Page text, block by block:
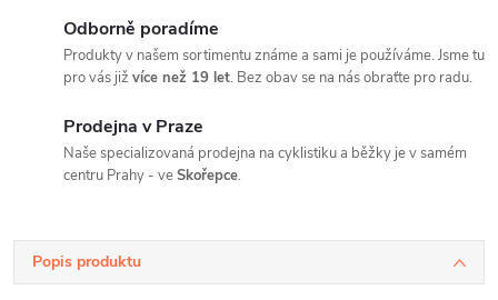
Odborně poradíme
Produkty v našem sortimentu známe a sami je používáme. Jsme tu
pro vás již více než 19 let. Bez obav se na nás obraťte pro radu.
Prodejna v Praze
Naše specializovaná prodejna na cyklistiku a běžky je v samém
centru Prahy - veSkořepce.
Popis produktu